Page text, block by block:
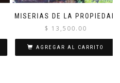
MISERIAS DE LA PROPIEDAD
$ 13,500.00
AGREGAR AL CARRITO